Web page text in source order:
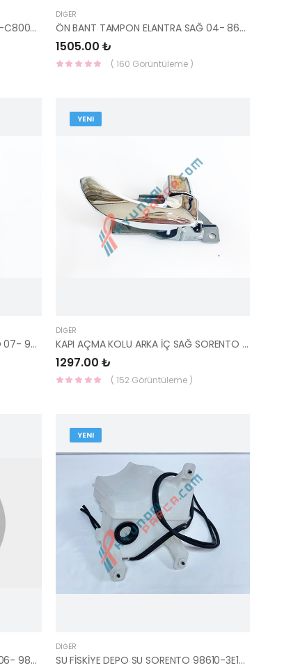
HAVA FİLTRE KUTUSU İ20 15- 28110-C8000-HMC
DIĞER
ÖN BANT TAMPON ELANTRA SAĞ 04- 86572-2D600-HMC
1505.00 ₺
( 160 Görüntüleme )
FAR FİSKİYE MEMESİ SOL SORENTO 07- 98460-3E500-HMC
YENI
DIĞER
KAPI AÇMA KOLU ARKA İÇ SAĞ SORENTO 02-10 83620-3E011-HMC
1297.00 ₺
( 152 Görüntüleme )
SİLECEK KOLU ÖN DIŞ RH BONGO 06- 98320-4E000-HMC
YENI
DIĞER
SU FİSKİYE DEPO SU SORENTO 98610-3E100-HMC